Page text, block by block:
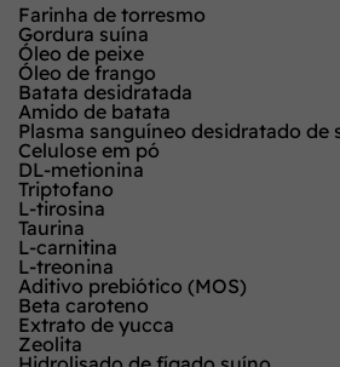
Farinha de torresmo
Gordura suína
Óleo de peixe
Óleo de frango
Batata desidratada
Amido de batata
Plasma sanguíneo desidratado de
Celulose em pó
DL-metionina
Triptofano
L-tirosina
Taurina
L-carnitina
L-treonina
Aditivo prebiótico (MOS)
Beta caroteno
Extrato de yucca
Zeolita